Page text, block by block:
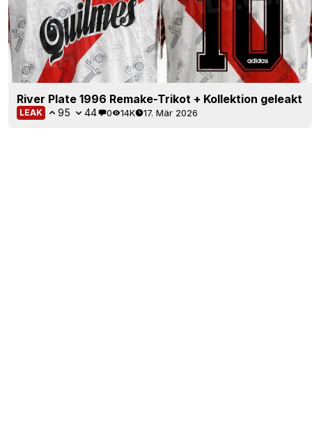
River Plate 1996 Remake-Trikot + Kollektion geleakt
LEAK 95 44 0 14K 17. Mär 2026